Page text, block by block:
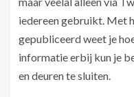
iedereen gebruikt. Met
gepubliceerd weet je
informatie erbij kun je
en deuren te sluiten.